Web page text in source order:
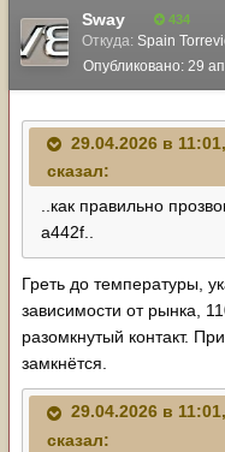
Sway 434
Откуда: Spain
Опубликовано: 29
29.04.2026 в 11:01,
сказал:
..как правильно
a442f..
Греть до температуры,
зависимости от рынка,
разомкнутый контакт.
замкнётся.
29.04.2026 в 11:01,
сказал: